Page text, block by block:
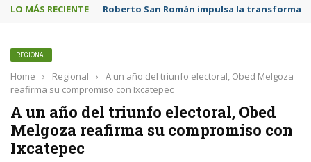
LO MÁS RECIENTE Roberto San Román impulsa la
REGIONAL
Home › Regional ›
A un año del triunfo electoral, Obed Melgoza
reafirma su compromiso con Ixcatepec
A un año del triunfo electoral, Obed
Melgoza reafirma su compromiso con
Ixcatepec